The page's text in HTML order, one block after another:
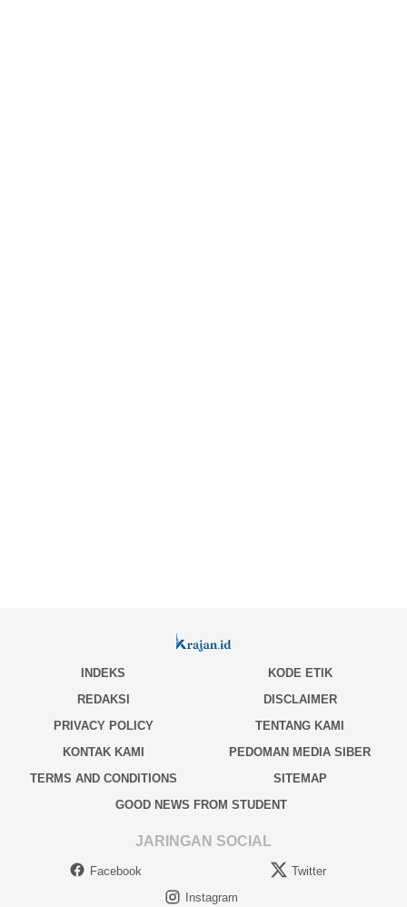
INDEKS
KODE ETIK
REDAKSI
DISCLAIMER
PRIVACY POLICY
TENTANG KAMI
KONTAK KAMI
PEDOMAN MEDIA SIBER
TERMS AND CONDITIONS
SITEMAP
GOOD NEWS FROM STUDENT
JARINGAN SOCIAL
Facebook
Twitter
Instagram